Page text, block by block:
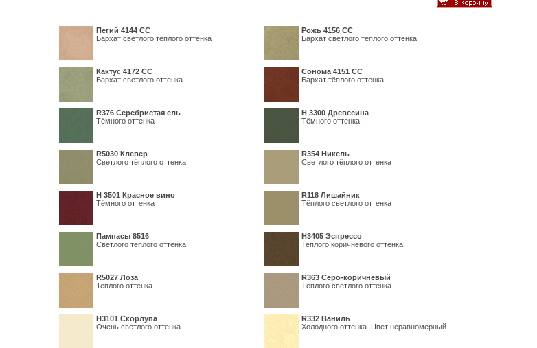
Пегий 4144 СС
Бархат светлого тёплого оттенка
Рожь 4156 СС
Бархат светлого тёплого оттенка
Кактус 4172 СС
Бархат светлого оттенка
Сонома 4151 СС
Бархат тёплого оттенка
R376 Серебристая ель
Тёмного оттенка
H 3300 Древесина
Тёмного оттенка
R5030 Клевер
Светлого тёплого оттенка
R354 Никель
Светлого тёплого оттенка
Н 3501 Красное вино
Тёмного оттенка
R118 Лишайник
Тёплого светлого оттенка
Пампасы 8516
Светлого тёплого оттенка
Н3405 Эспрессо
Теплого коричневого оттенка
R5027 Лоза
Теплого оттенка
R363 Серо-коричневый
Тёплого светлого оттенка
Н3101 Скорлупа
Очень светлого оттенка
R332 Ваниль
Холодного оттенка. Цвет неравномерный